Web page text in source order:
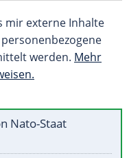
mir externe Inhalte
werden. Mehr
Nato-Staat